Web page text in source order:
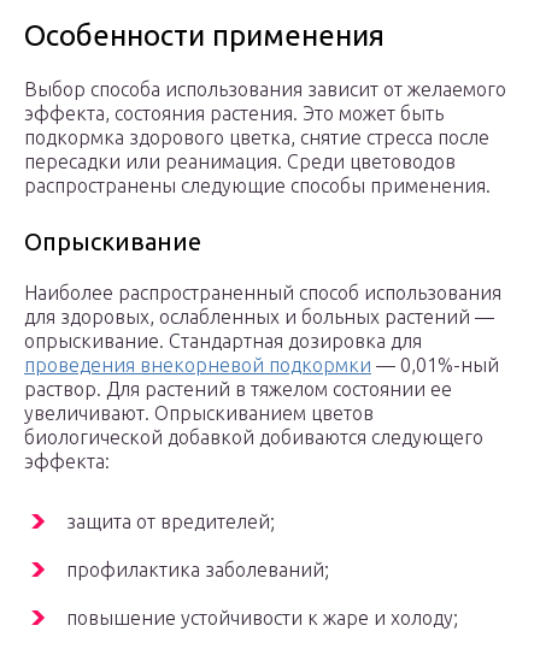
Особенности применения
Выбор способа использования зависит от желаемого
эффекта, состояния растения. Это может быть
подкормка здорового цветка, снятие стресса после
пересадки или реанимация. Среди цветоводов
распространены следующие способы применения.
Опрыскивание
Наиболее распространенный способ использования
для здоровых, ослабленных и больных растений —
опрыскивание. Стандартная дозировка для
проведения внекорневой подкормки — 0,01%-ный
раствор. Для растений в тяжелом состоянии ее
увеличивают. Опрыскиванием цветов
биологической добавкой добиваются следующего
эффекта:
защита от вредителей;
профилактика заболеваний;
повышение устойчивости к жаре и холоду;